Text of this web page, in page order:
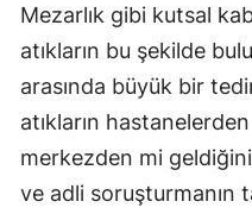
Mezarlık gibi kutsal
atıkların bu şekilde
arasında büyük bir
atıkların
merkezden mi
ve adli soruşturmanın